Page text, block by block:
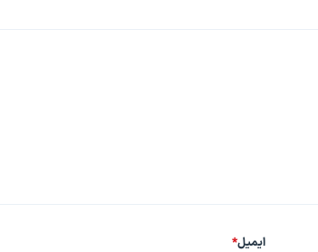
ایمیل*